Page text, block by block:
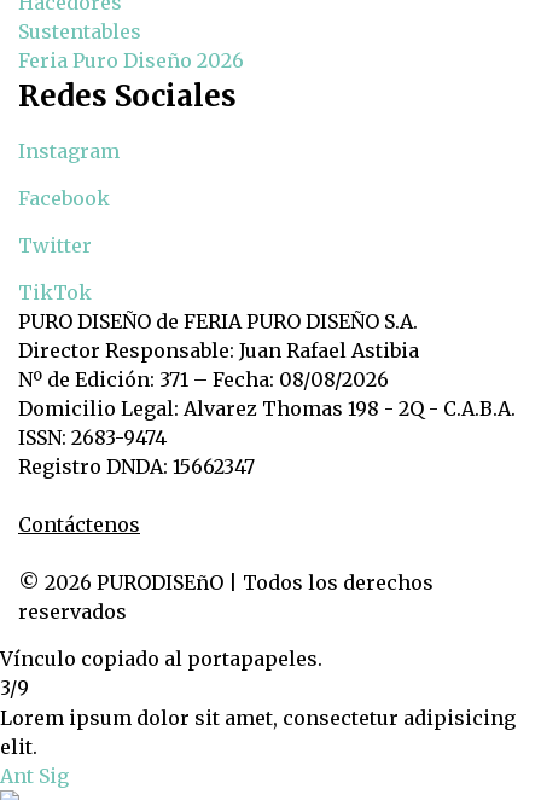
Sustentables
Feria Puro Diseño 2026
Redes Sociales
Instagram
Facebook
Twitter
TikTok
PURO DISEÑO de FERIA PURO DISEÑO S.A.
Director Responsable: Juan Rafael Astibia
Nº de Edición: 371 – Fecha: 08/08/2026
Domicilio Legal: Alvarez Thomas 198 - 2Q - C.A.B.A.
ISSN: 2683-9474
Registro DNDA: 15662347
Contáctenos
© 2026 PURODISEñO | Todos los derechos
reservados
Vínculo copiado al portapapeles.
3/9
Lorem ipsum dolor sit amet, consectetur adipisicing
elit.
Ant Sig